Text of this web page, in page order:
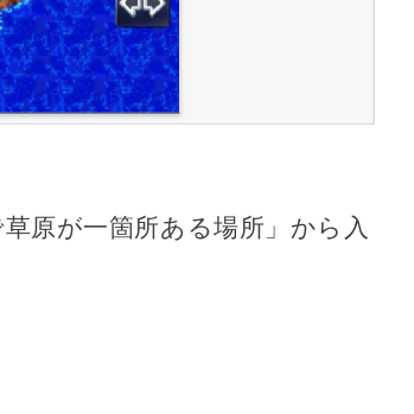
原が一箇所ある場所」から入